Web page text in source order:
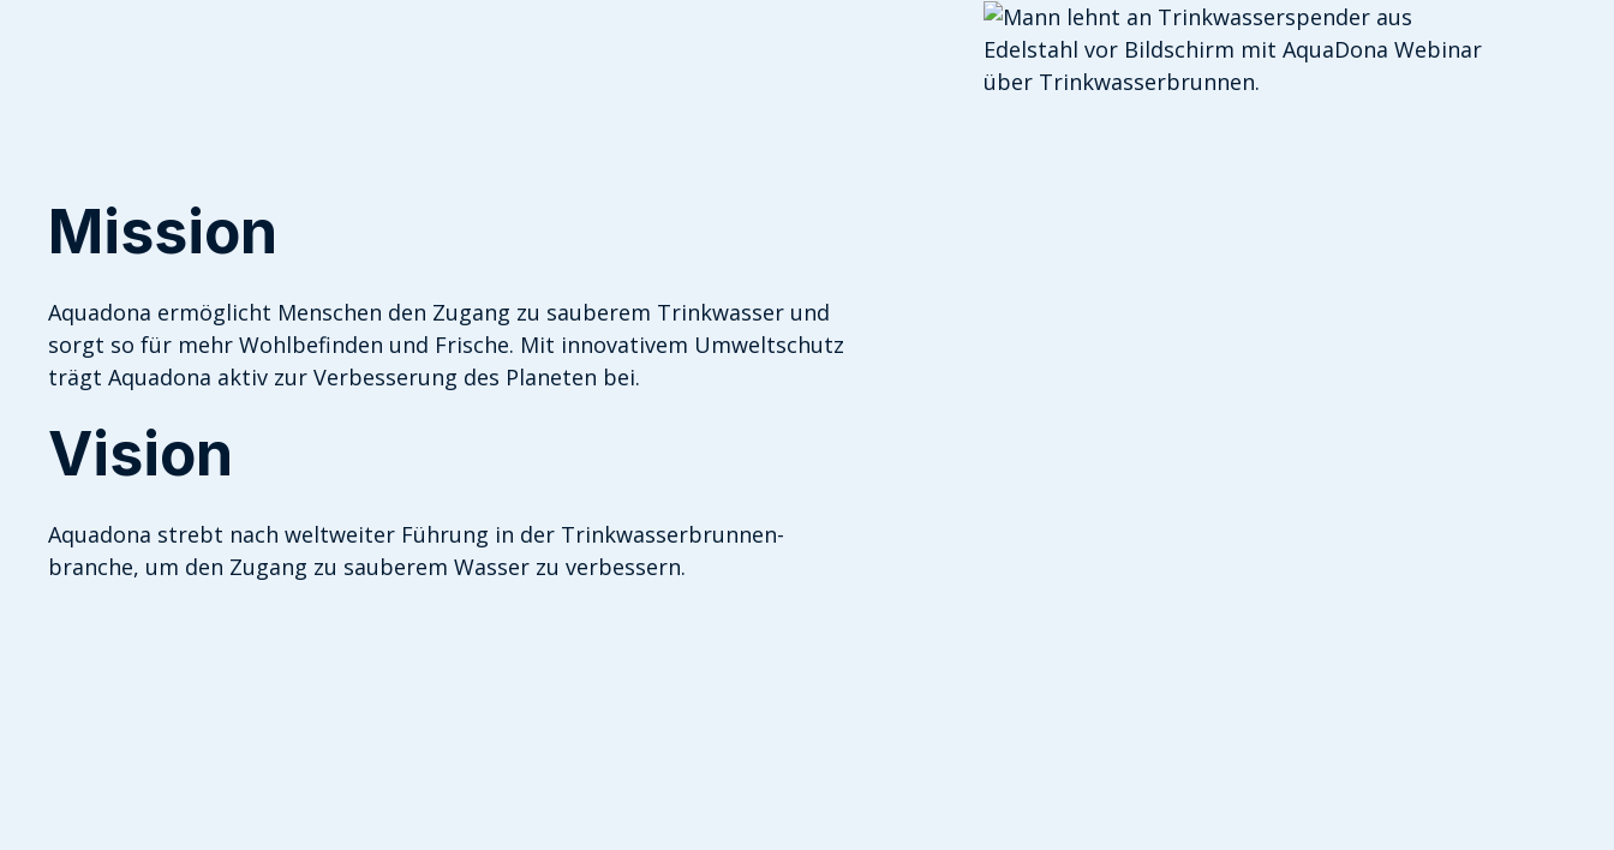
Mission
Aquadona ermöglicht Menschen den Zugang zu sauberem Trinkwasser und
sorgt so für mehr Wohlbefinden und Frische. Mit innovativem Umweltschutz
trägt Aquadona aktiv zur Verbesserung des Planeten bei.
Vision
Aquadona strebt nach weltweiter Führung in der Trinkwasserbrunnen-
branche, um den Zugang zu sauberem Wasser zu verbessern.